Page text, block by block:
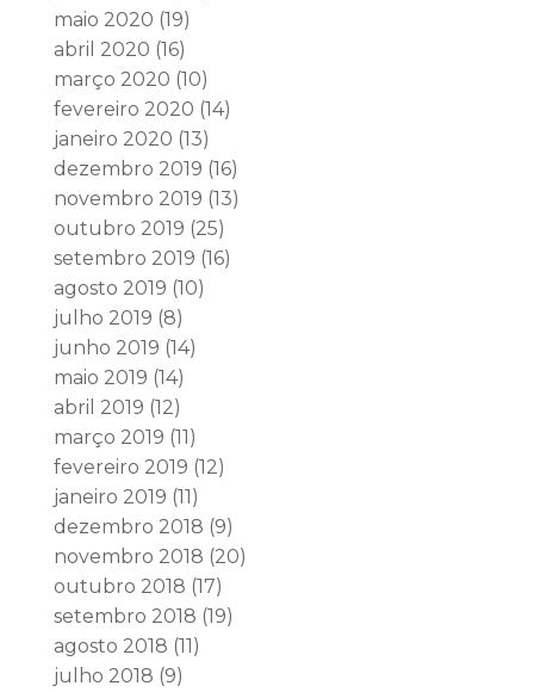
maio 2020 (19)
abril 2020 (16)
março 2020 (10)
fevereiro 2020 (14)
janeiro 2020 (13)
dezembro 2019 (16)
novembro 2019 (13)
outubro 2019 (25)
setembro 2019 (16)
agosto 2019 (10)
julho 2019 (8)
junho 2019 (14)
maio 2019 (14)
abril 2019 (12)
março 2019 (11)
fevereiro 2019 (12)
janeiro 2019 (11)
dezembro 2018 (9)
novembro 2018 (20)
outubro 2018 (17)
setembro 2018 (19)
agosto 2018 (11)
julho 2018 (9)